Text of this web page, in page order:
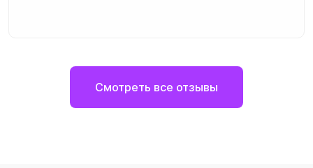
Смотреть все отзывы